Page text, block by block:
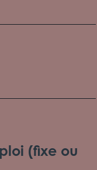
(fixe ou